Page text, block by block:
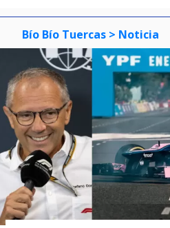
Bío Bío Tuercas > Noticia